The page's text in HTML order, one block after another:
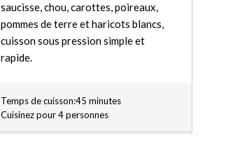
saucisse, chou, carottes, poireaux,
pommes de terre et haricots blancs,
cuisson sous pression simple et
rapide.
Temps de cuisson:45 minutes
Cuisinez pour 4 personnes